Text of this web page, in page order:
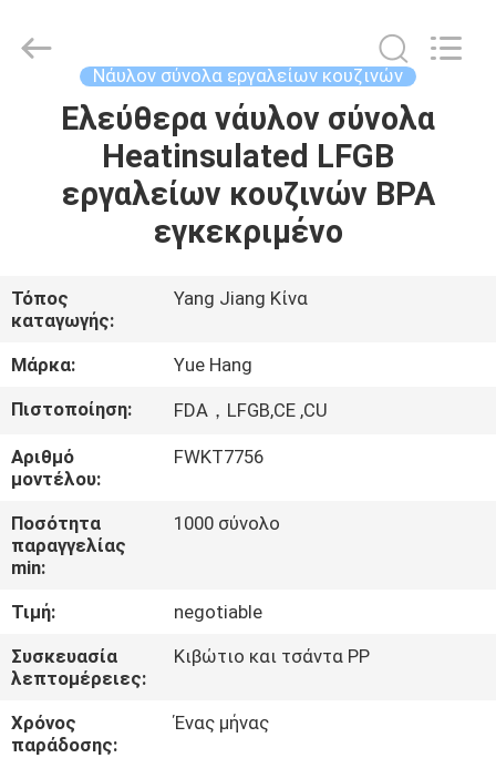
ΣΠΊΤΙ
ΠΡΟΪΌΝΤΑ
ΕΜΕΊΣ
ΓΎΡΟΣ
ΕΡΓΟΣΤΑΣΊΩΝ
ΠΟΙΟΤΙΚΌΣ
ΈΛΕΓΧΟΣ
ΜΑΣ
ΕΛΆΤΕ
ΣΕ
ΕΠΑΦΉ
ΜΕ
Trading
Co.,Ltd..
Νάυλον σύνολα εργαλείων κουζινών
Ελεύθερα νάυλον σύνολα
Heatinsulated LFGB
εργαλείων κουζινών BPA
εγκεκριμένο
Τόπος
καταγωγής:
Yang Jiang Κίνα
Μάρκα:
Yue Hang
Πιστοποίηση:
FDA，LFGB,CE ,CU
Αριθμό
μοντέλου:
FWKT7756
Ποσότητα
παραγγελίας
min:
1000 σύνολο
Τιμή:
negotiable
Συσκευασία
λεπτομέρειες:
Κιβώτιο και τσάντα PP
Χρόνος
παράδοσης:
Ένας μήνας